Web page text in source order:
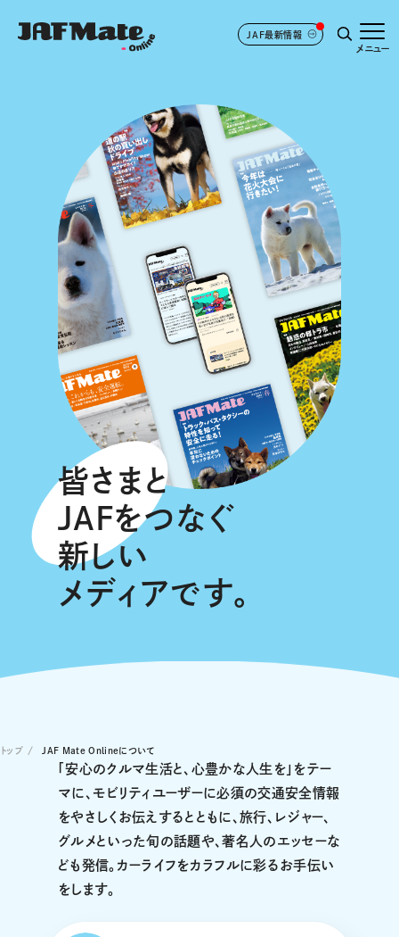
JAF最新情報
メニュー
皆さまと
JAFをつなぐ
新しい
メディアです。
トップ JAF Mate Onlineについて
「安心のクルマ生活と、心豊かな人生を」をテー
マに、モビリティユーザーに必須の交通安全情報
をやさしくお伝えするとともに、旅行、レジャー、
グルメといった旬の話題や、著名人のエッセーな
ども発信。カーライフをカラフルに彩るお手伝い
をします。